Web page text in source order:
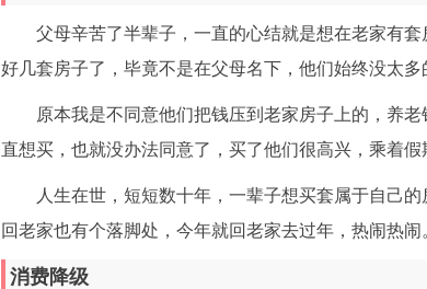
父母辛苦了半辈子，一直的心结就是想在老家有
好几套房子了，毕竟不是在父母名下，他们始终没太多
原本我是不同意他们把钱压到老家房子上的，养
直想买，也就没办法同意了，买了他们很高兴，乘着
人生在世，短短数十年，一辈子想买套属于自己
回老家也有个落脚处，今年就回老家去过年，热闹热闹
消费降级